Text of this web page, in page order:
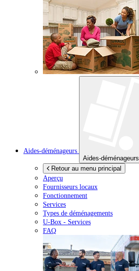
Aides-déménageurs
Aides-déménageurs
Retour au menu principal
Aperçu
Fournisseurs locaux
Fonctionnement
Services
Types de déménagements
U-Box - Services
FAQ